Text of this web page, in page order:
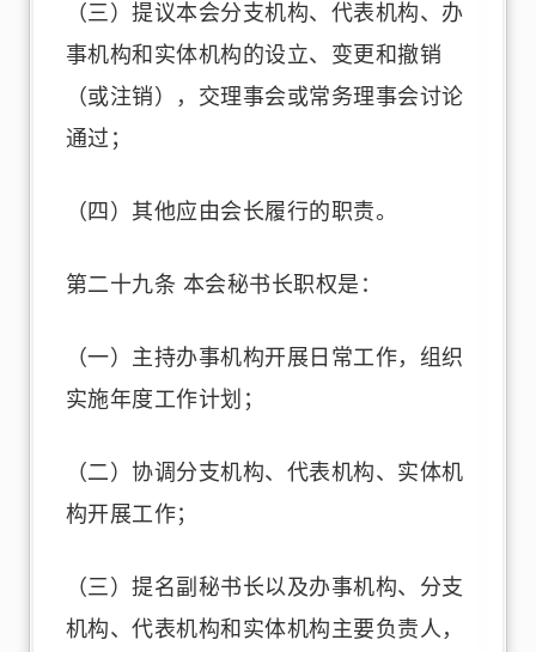
（三）提议本会分支机构、代表机构、办
事机构和实体机构的设立、变更和撤销
（或注销），交理事会或常务理事会讨论
通过；
（四）其他应由会长履行的职责。
第二十九条 本会秘书长职权是：
（一）主持办事机构开展日常工作，组织
实施年度工作计划；
（二）协调分支机构、代表机构、实体机
构开展工作；
（三）提名副秘书长以及办事机构、分支
机构、代表机构和实体机构主要负责人，